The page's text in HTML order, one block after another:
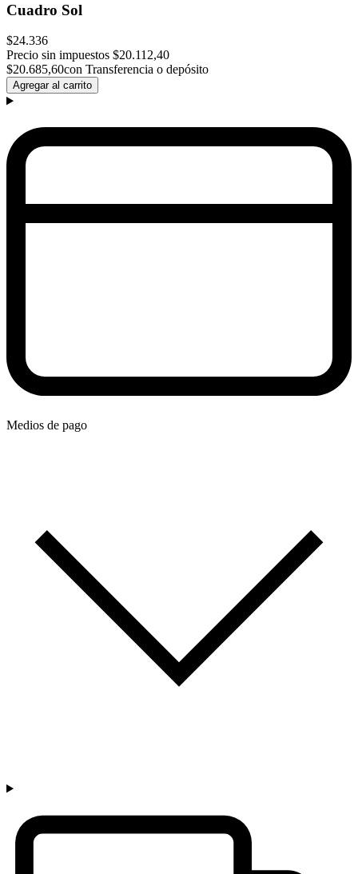
Cuadro Sol
$24.336
Precio sin impuestos $20.112,40
$20.685,60con Transferencia o depósito
Agregar al carrito
Medios de pago